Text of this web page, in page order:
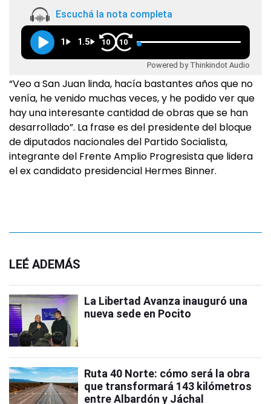
Escuchá la nota completa
1 1.5 10 10
Powered by Thinkindot Audio
“Veo a San Juan linda, hacía bastantes años que no
venía, he venido muchas veces, y he podido ver que
hay una interesante cantidad de obras que se han
desarrollado”. La frase es del presidente del bloque
de diputados nacionales del Partido Socialista,
integrante del Frente Amplio Progresista que lidera
el ex candidato presidencial Hermes Binner.
LEÉ ADEMÁS
La Libertad Avanza inauguró una
nueva sede en Pocito
Ruta 40 Norte: cómo será la obra
que transformará 143 kilómetros
entre Albardón y Jáchal